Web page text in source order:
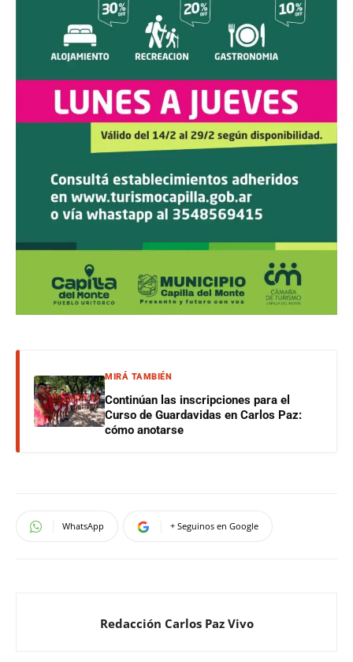
MIRÁ TAMBIÉN
Continúan las inscripciones para el
Curso de Guardavidas en Carlos Paz:
cómo anotarse
WhatsApp + Seguinos en Google
Redacción Carlos Paz Vivo